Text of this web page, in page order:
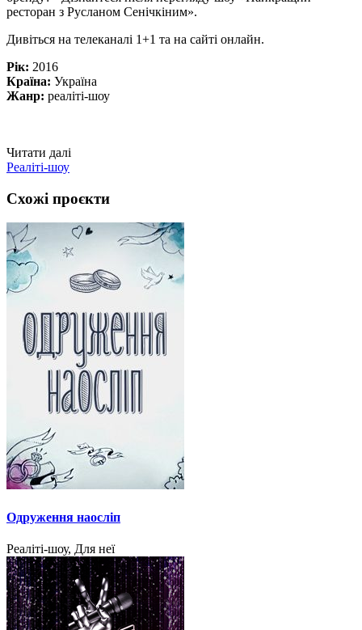
ресторан з Русланом Сенічкіним».
Дивіться на телеканалі 1+1 та на сайті онлайн.
Рік: 2016
Країна: Україна
Жанр: реаліті-шоу
Читати далі
Реаліті-шоу
Схожі проєкти
Одруження наосліп
Реаліті-шоу, Для неї